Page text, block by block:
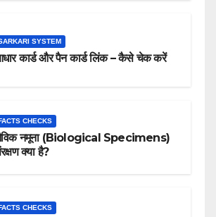
SYSTEM
कार्ड और पैन कार्ड लिंक – कैसे चेक करें
CHECKS
नमूना (Biological Specimens)
क्या है?
CHECKS